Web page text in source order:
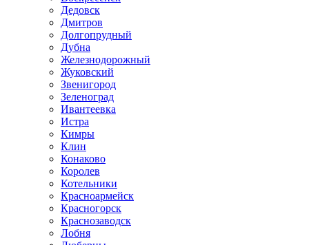
Дедовск
Дмитров
Долгопрудный
Дубна
Железнодорожный
Жуковский
Звенигород
Зеленоград
Ивантеевка
Истра
Кимры
Клин
Конаково
Королев
Котельники
Красноармейск
Красногорск
Краснозаводск
Лобня